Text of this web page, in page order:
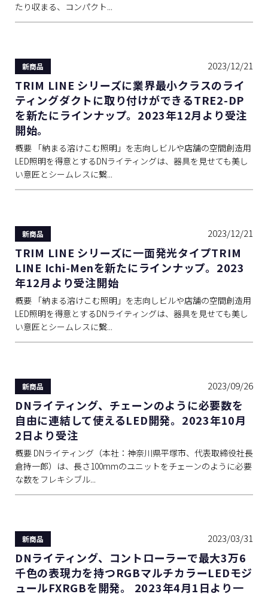
たり収まる、コンパクト...
新商品 2023/12/21
TRIM LINE シリーズに業界最小クラスのライ
ティングダクトに取り付けができるTRE2-DP
を新たにラインナップ。2023年12月より受注
開始。
概要 「納まる溶けこむ照明」を志向しビルや店舗の空間創造用
LED照明を得意とするDNライティングは、器具を見せても美し
い意匠とシームレスに繋...
新商品 2023/12/21
TRIM LINE シリーズに一面発光タイプTRIM
LINE Ichi-Menを新たにラインナップ。2023
年12月より受注開始
概要 「納まる溶けこむ照明」を志向しビルや店舗の空間創造用
LED照明を得意とするDNライティングは、器具を見せても美し
い意匠とシームレスに繋...
新商品 2023/09/26
DNライティング、チェーンのように必要数を
自由に連結して使えるLED開発。2023年10月
2日より受注
概要 DNライティング（本社：神奈川県平塚市、代表取締役社長
倉持一郎）は、長さ100mmのユニットをチェーンのように必要
な数をフレキシブル...
新商品 2023/03/31
DNライティング、コントローラーで最大3万6
千色の表現力を持つRGBマルチカラーLEDモジ
ュールFXRGBを開発。 2023年4月1日より一